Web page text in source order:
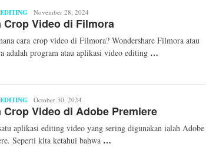
EDITING Mita
Mellinda
November 28, 2024
Crop Video di Filmora
cara crop video di Filmora? Wondershare Filmora atau
adalah program atau aplikasi video editing …
EDITING Mita
Mellinda
October 30, 2024
Crop Video di Adobe Premiere
aplikasi editing video yang sering digunakan ialah Adobe
Seperti kita ketahui bahwa …